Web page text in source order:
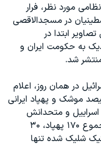
مورد نظر، فرار
در مسجدالاقصی
ابتدا در
به حکومت ایران و
شد.
در همان روز، اعلام
درصد از سیصد موشک و پهپاد ایرانی
و متحدانش
رهگیری و منهدم شدند، و از مجموع ۱۷۰ پهپاد، ۳۰
بالستیک شلیک شده تنها